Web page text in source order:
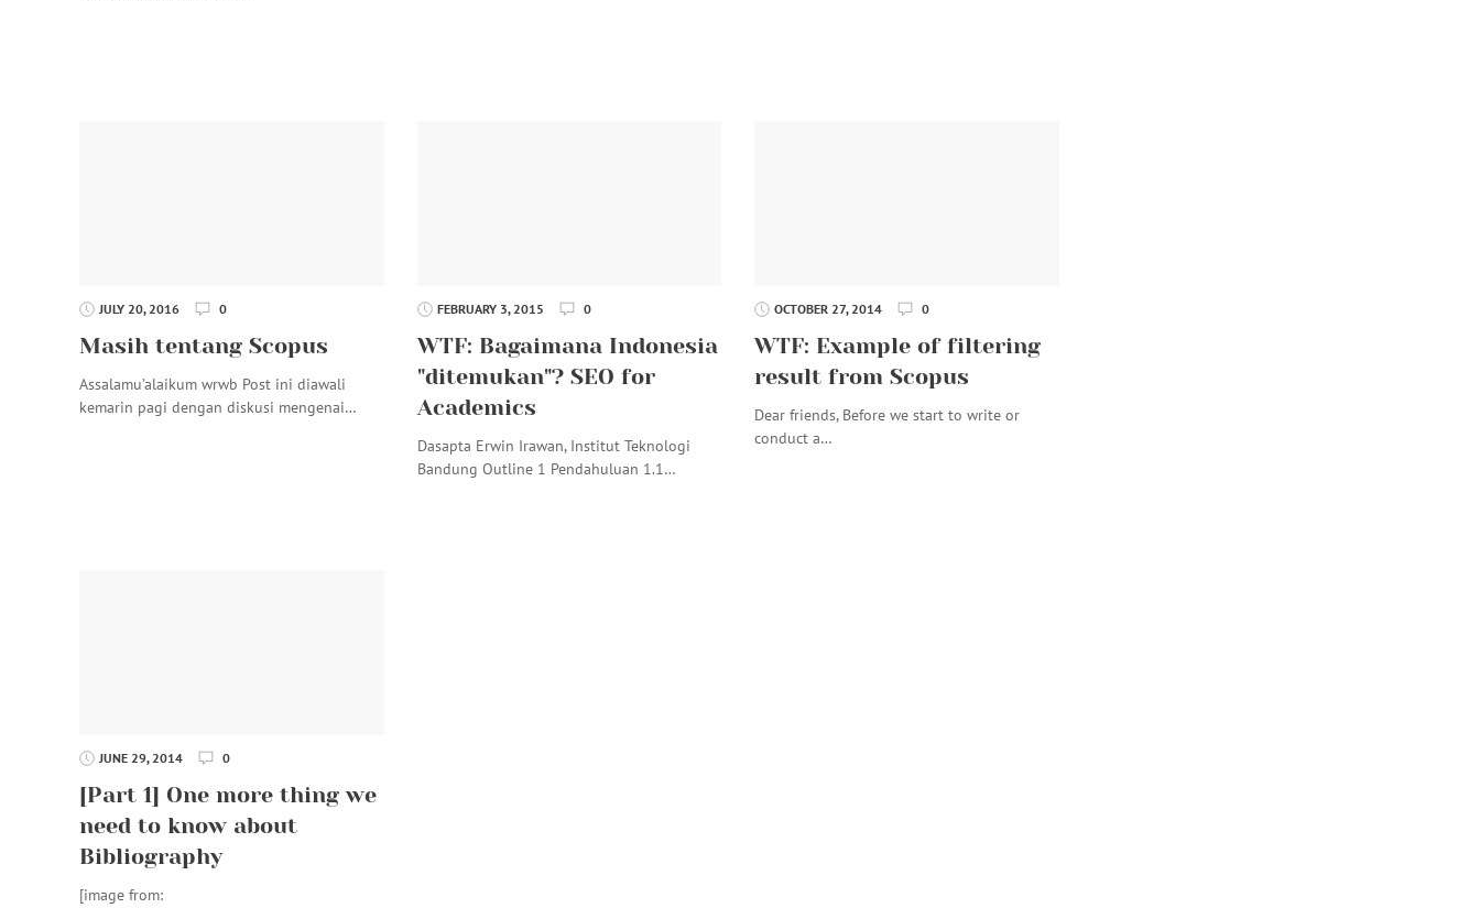
JULY 20, 2016 0
Masih tentang Scopus
Assalamu’alaikum wrwb Post ini diawali
kemarin pagi dengan diskusi mengenai…
FEBRUARY 3, 2015 0
WTF: Bagaimana Indonesia
"ditemukan"? SEO for
Academics
Dasapta Erwin Irawan, Institut Teknologi
Bandung Outline 1 Pendahuluan 1.1…
OCTOBER 27, 2014 0
WTF: Example of filtering
result from Scopus
Dear friends, Before we start to write or
conduct a…
JUNE 29, 2014 0
[Part 1] One more thing we
need to know about
Bibliography
[image from: